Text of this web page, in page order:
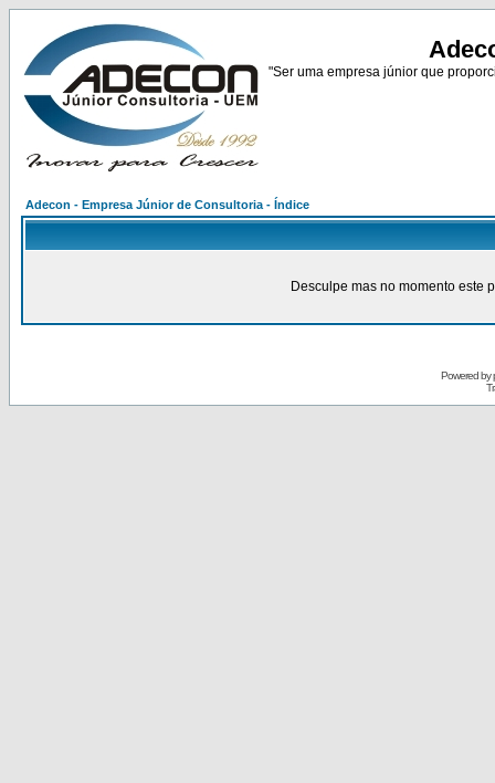
"Ser uma empresa júnior que
Adecon - Empresa Júnior de Consultoria - Índice
Desculpe mas no momento este
Powered by